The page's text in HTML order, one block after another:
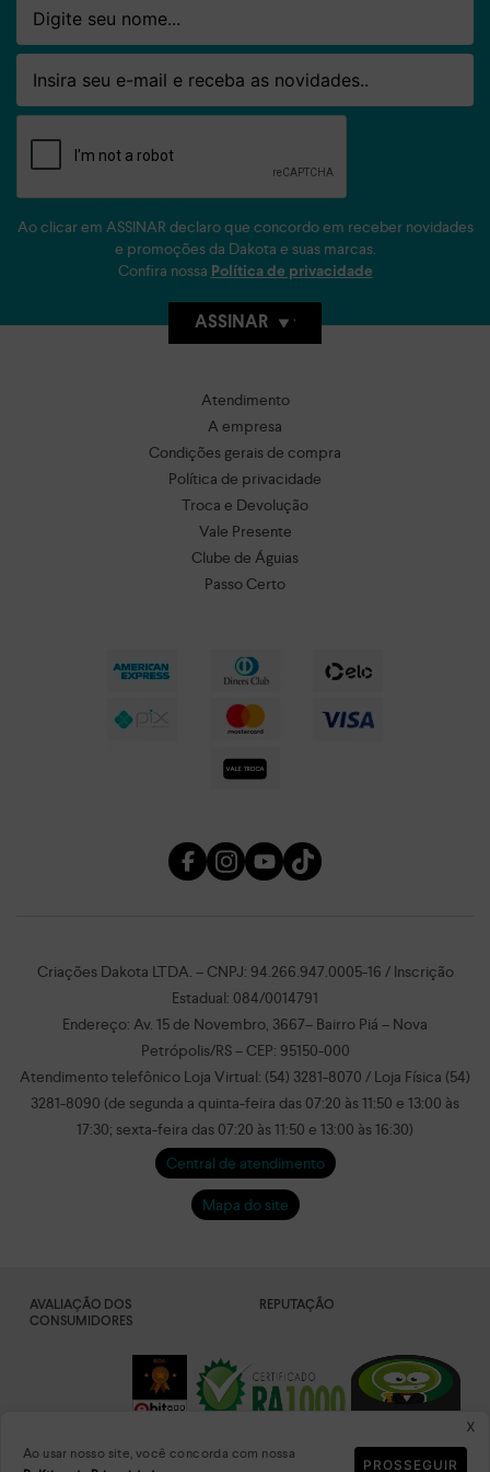
x
Ao usar nosso site, você concorda com nossa
PROSSEGUIR
Email
Ao clicar em ASSINAR declaro que concordo em receber novidades
e promoções da Dakota e suas marcas.
Confira nossa Política de privacidade
ASSINAR
Atendimento
A empresa
Condições gerais de compra
Política de privacidade
Troca e Devolução
Vale Presente
Clube de Águias
Passo Certo
Criações Dakota LTDA. – CNPJ: 94.266.947.0005-16 / Inscrição
Estadual: 084/0014791
Endereço: Av. 15 de Novembro, 3667– Bairro Piá – Nova
Petrópolis/RS – CEP: 95150-000
Atendimento telefônico Loja Virtual: (54) 3281-8070 / Loja Física (54)
3281-8090 (de segunda a quinta-feira das 07:20 às 11:50 e 13:00 às
17:30; sexta-feira das 07:20 às 11:50 e 13:00 às 16:30)
Central de atendimento
Mapa do site
AVALIAÇÃO DOS
CONSUMIDORES
REPUTAÇÃO